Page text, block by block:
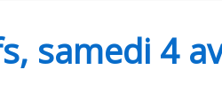
samedi 4